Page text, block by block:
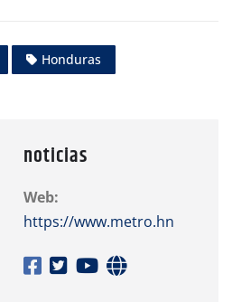
Honduras
noticias
Web:
https://www.metro.hn